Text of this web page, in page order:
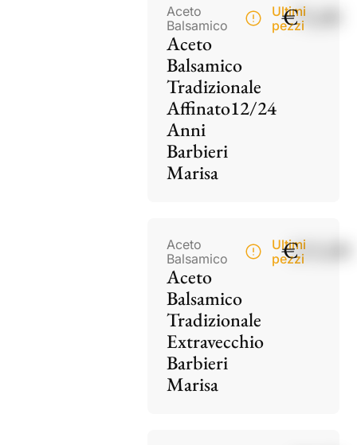
Aceto
Balsamico
Aceto
Balsamico
Tradizionale
Affinato12/24
Anni
Barbieri
Marisa
Ultimi
pezzi
€75,00
Aceto
Balsamico
Aceto
Balsamico
Tradizionale
Extravecchio
Barbieri
Marisa
Ultimi
pezzi
€115,00